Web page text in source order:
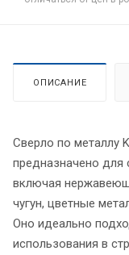
ОПИСАНИЕ
Сверло по металлу
предназначено для
включая
чугун, цветные
Оно идеально
использования в